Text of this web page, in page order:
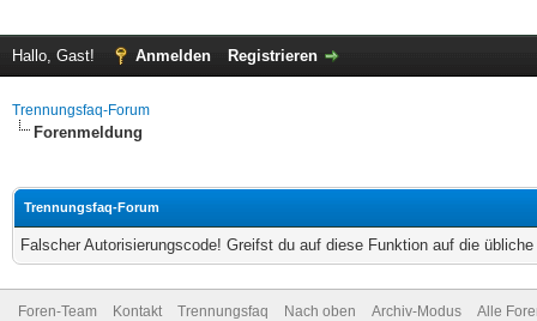
Hallo, Gast! Anmelden Registrieren
Trennungsfaq-Forum
Forenmeldung
Trennungsfaq-Forum
Falscher Autorisierungscode! Greifst du auf diese Funktion auf die
Foren-Team Kontakt Trennungsfaq Nach oben Archiv-Modus Alle